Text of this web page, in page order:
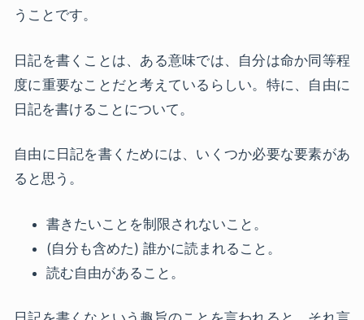
うことです。
日記を書くことは、ある意味では、自分は命か同等程
度に重要なことだと考えているらしい。特に、自由に
日記を書けることについて。
自由に日記を書くためには、いくつか必要な要素があ
ると思う。
書きたいことを制限されないこと。
(自分も含めた) 誰かに読まれること。
読む自由があること。